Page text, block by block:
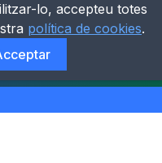
lo, accepteu totes
política de cookies.